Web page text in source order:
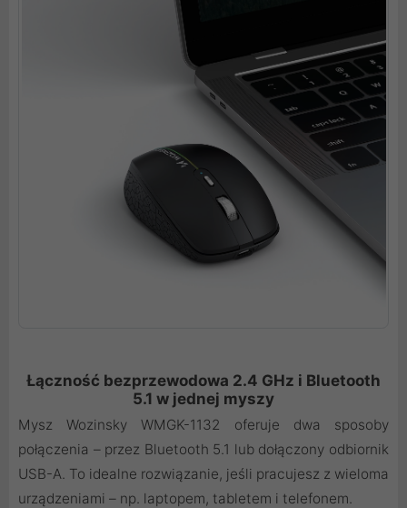
Łączność bezprzewodowa 2.4 GHz i Bluetooth
5.1 w jednej myszy
Mysz Wozinsky WMGK-1132 oferuje dwa sposoby
połączenia – przez Bluetooth 5.1 lub dołączony odbiornik
USB-A. To idealne rozwiązanie, jeśli pracujesz z wieloma
urządzeniami – np. laptopem, tabletem i telefonem.